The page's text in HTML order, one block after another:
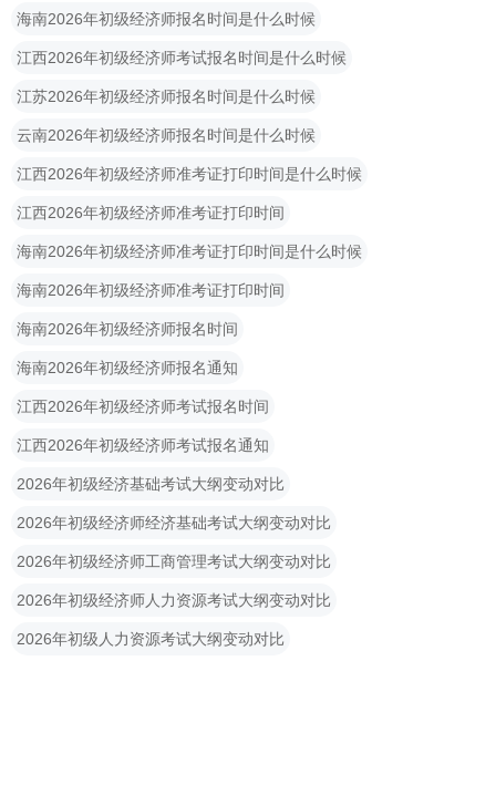
海南2026年初级经济师报名时间是什么时候
江西2026年初级经济师考试报名时间是什么时候
江苏2026年初级经济师报名时间是什么时候
云南2026年初级经济师报名时间是什么时候
江西2026年初级经济师准考证打印时间是什么时候
江西2026年初级经济师准考证打印时间
海南2026年初级经济师准考证打印时间是什么时候
海南2026年初级经济师准考证打印时间
海南2026年初级经济师报名时间
海南2026年初级经济师报名通知
江西2026年初级经济师考试报名时间
江西2026年初级经济师考试报名通知
2026年初级经济基础考试大纲变动对比
2026年初级经济师经济基础考试大纲变动对比
2026年初级经济师工商管理考试大纲变动对比
2026年初级经济师人力资源考试大纲变动对比
2026年初级人力资源考试大纲变动对比